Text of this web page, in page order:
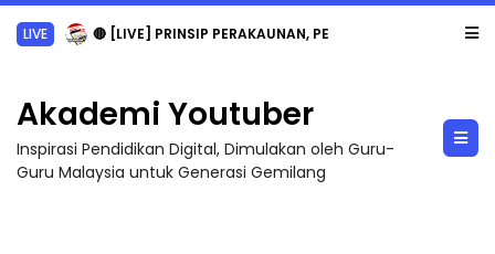
LIVE 🔴 [LIVE] PRINSIP PERAKAUNAN, PECUT SKOR SOALAN 1 TRIAL OLEH CIKGU WAN...
Akademi Youtuber
Inspirasi Pendidikan Digital, Dimulakan oleh Guru-
Guru Malaysia untuk Generasi Gemilang